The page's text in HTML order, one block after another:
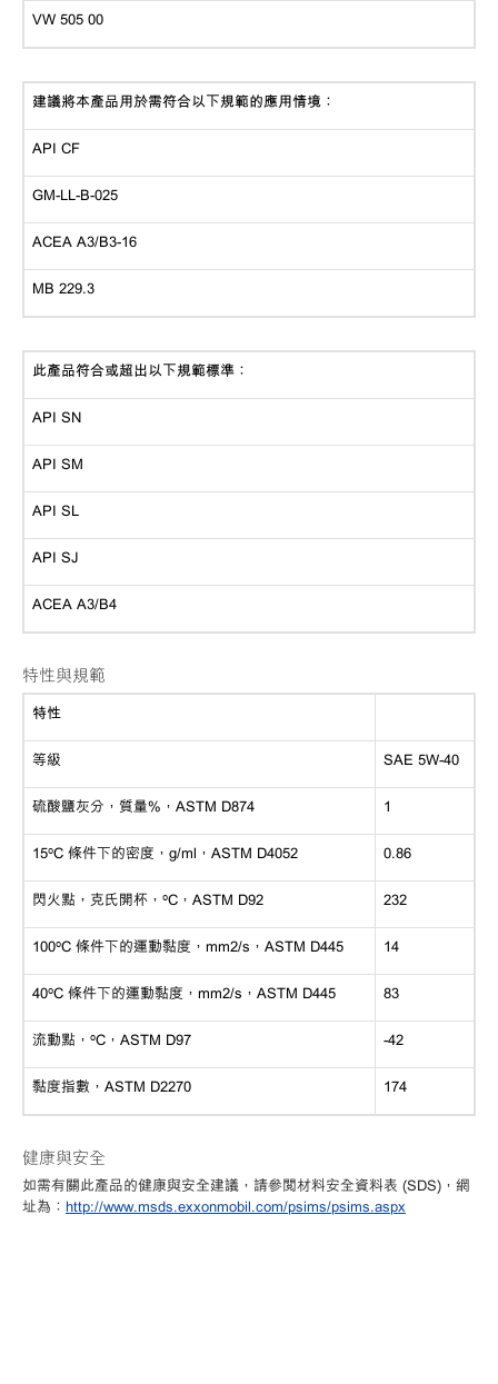
VW 505 00
建議將本產品用於需符合以下規範的應用情境：
API CF
GM-LL-B-025
ACEA A3/B3-16
MB 229.3
此產品符合或超出以下規範標準：
API SN
API SM
API SL
API SJ
ACEA A3/B4
特性與規範
特性
等級 SAE 5W-40
硫酸鹽灰分，質量%，ASTM D874 1
15ºC 條件下的密度，g/ml，ASTM D4052 0.86
閃火點，克氏開杯，ºC，ASTM D92 232
100ºC 條件下的運動黏度，mm2/s，ASTM D445 14
40ºC 條件下的運動黏度，mm2/s，ASTM D445 83
流動點，ºC，ASTM D97 -42
黏度指數，ASTM D2270 174
健康與安全
如需有關此產品的健康與安全建議，請參閱材料安全資料表 (SDS)，網
址為： http://www.msds.exxonmobil.com/psims/psims.aspx